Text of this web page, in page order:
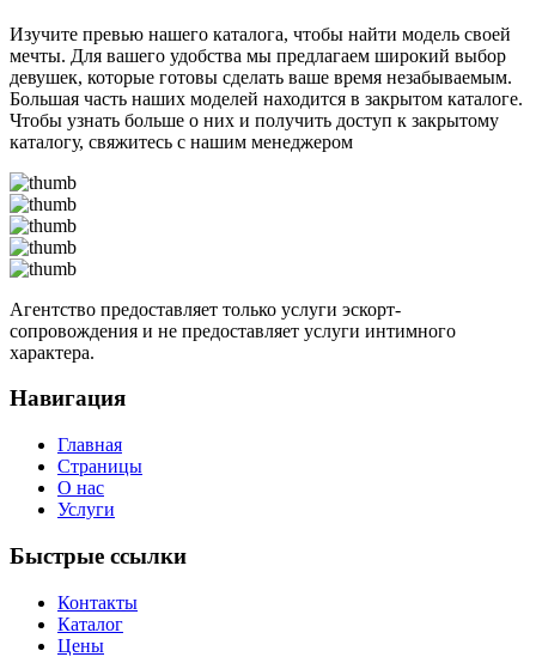
Изучите превью нашего каталога, чтобы найти модель своей
мечты. Для вашего удобства мы предлагаем широкий выбор
девушек, которые готовы сделать ваше время незабываемым.
Большая часть наших моделей находится в закрытом каталоге.
Чтобы узнать больше о них и получить доступ к закрытому
каталогу, свяжитесь с нашим менеджером
Агентство предоставляет только услуги эскорт-
сопровождения и не предоставляет услуги интимного
характера.
Навигация
Главная
Страницы
О нас
Услуги
Быстрые ссылки
Контакты
Каталог
Цены